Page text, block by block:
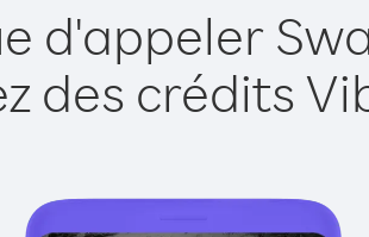
d'appeler
des crédits